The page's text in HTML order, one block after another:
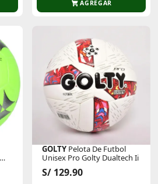
AGREGAR
GOLTY Pelota De Futbol
Unisex Pro Golty Dualtech Ii
S/ 129.90